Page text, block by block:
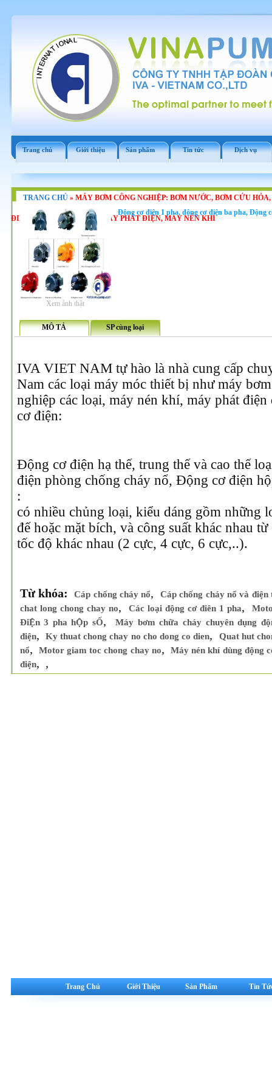
Trang chủ Giới thiệu Sản phẩm Tin tức Dịch vụ
TRANG CHỦ» MÁY BƠM CÔNG NGHIỆP: BƠM NƯỚC, BƠM CỨU
ĐIỆN, ĐỘNG CƠ DIESEL, MÁY PHÁT ĐIỆN, MÁY NÉN KHÍ
Xem ảnh thật
Động cơ điện 1 pha, động cơ điện ba pha, Động
MÔ TẢ SP cùng loại
IVA VIET NAM tự hào là nhà cung cấp
Nam các loại máy móc thiết bị như máy
nghiệp các loại, máy nén khí, máy phát
cơ điện:
Động cơ điện hạ thế, trung thế và cao thế
điện phòng chống cháy nổ, Động cơ điện
:
có nhiều chủng loại, kiểu dáng gồm những
đế hoặc mặt bích, và công suất khác nhau
tốc độ khác nhau (2 cực, 4 cực, 6 cực,..).
Từ khóa: Cáp chống cháy nổ,Cáp chống cháy nổ và điện
chat long chong chay no, Các loại động cơ điên 1 pha,
ĐiỆn 3 pha hỘp sỐ,Máy bơm chữa cháy chuyên dụng
điện, Ky thuat chong chay no cho dong co dien,
Quat hut
nổ, Motor giam toc chong chay no,Máy nén khí dùng động
điện, ,
Trang Chủ Giới Thiệu Sản Phẩm Tin